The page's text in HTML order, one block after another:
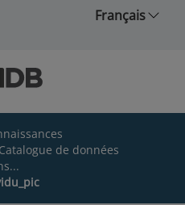
Français
Catalogue de données